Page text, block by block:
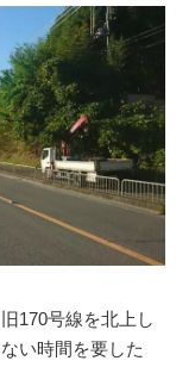
170号線を北上し
い時間を要した